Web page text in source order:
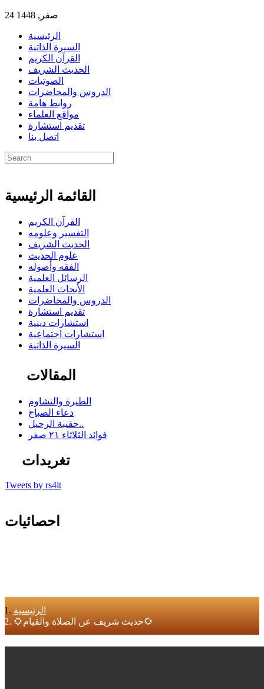
24 صفر, 1448
الرئيسية
السيرة الذاتية
القرآن الكريم
الحديث الشريف
الصوتيات
الدروس والمحاضرات
روابط هامة
مواقع العلماء
تقديم استشارة
اتصل بنا
القائمة الرئيسية
القرآن الكريم
التفسير وعلومه
الحديث الشريف
علوم الحديث
الفقه وأصوله
الرسائل العلمية
الأبحاث العلمية
الدروس والمحاضرات
تقديم استشارة
استشارات دينية
استشارات اجتماعية
السيرة الذاتية
المقالات
الطيرة والتشاوم
دعاء الصباح
حقيبة الرحيل..
فوائد الثلاثاء ٢١ صفر
تغريدات
Tweets by rs4it
احصائيات
الرئيسية
🌻حديث شريف عن الصلاة والقيام🌻